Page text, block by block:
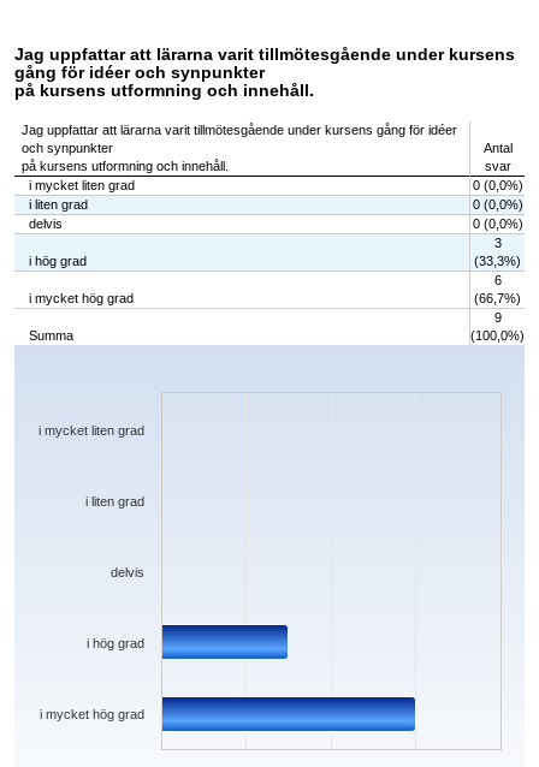
Jag uppfattar att lärarna varit tillmötesgående under kursens
gång för idéer och synpunkter
på kursens utformning och innehåll.
Jag uppfattar att lärarna varit tillmötesgående under kursens gång för idéer
och synpunkter
på kursens utformning och innehåll.
Antal
svar
i mycket liten grad
0 (0,0%)
i liten grad
0 (0,0%)
delvis
0 (0,0%)
i hög grad
3
(33,3%)
i mycket hög grad
6
(66,7%)
Summa
9
(100,0%)
Chart
The chart has 1 X axis displaying categories.
i mycket hög grad
i hög grad
delvis
i liten grad
i mycket liten grad